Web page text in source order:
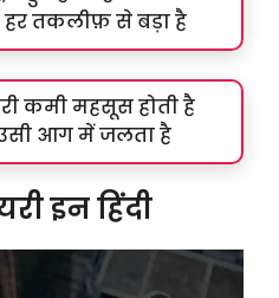
तकलीफ़ से बड़ा है
कमी महसूस होती है
आग में जलता है
इन हिंदी